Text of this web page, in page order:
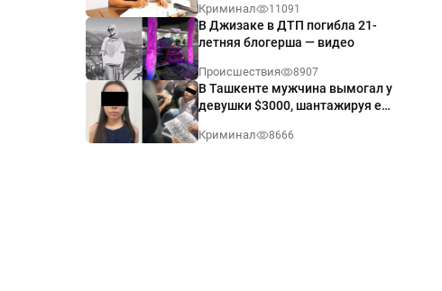
приговор
Криминал 11091
В Джизаке в ДТП погибла 21-
летняя блогерша — видео
Происшествия 8907
В Ташкенте мужчина вымогал у
девушки $3000, шантажируя её
Криминал 8666